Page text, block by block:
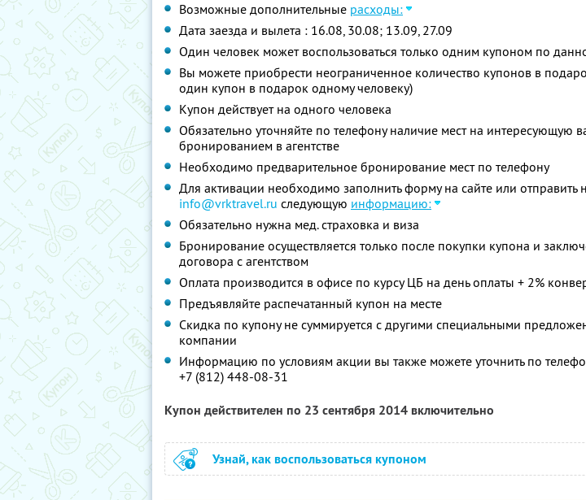
Возможные дополнительные расходы:
Дата заезда и вылета : 16.08, 30.08; 13.09, 27.09
Один человек может воспользоваться только одним купоном по
Вы можете приобрести неограниченное количество купонов в
один купон в подарок одному человеку)
Купон действует на одного человека
Обязательно уточняйте по телефону наличие мест на интересующую
бронированием в агентстве
Необходимо предварительное бронирование мест по телефону
Для активации необходимо заполнить форму на сайте или отправить
info@vrktravel.ru следующую информацию:
Обязательно нужна мед. страховка и виза
Бронирование осуществляется только после покупки купона и
договора с агентством
Оплата производится в офисе по курсу ЦБ на день оплаты + 2%
Предъявляйте распечатанный купон на месте
Скидка по купону не суммируется с другими специальными
компании
Информацию по условиям акции вы также можете уточнить по
+7 (812) 448-08-31
Купон действителен по 23 сентября 2014 включительно
Узнай, как воспользоваться купоном